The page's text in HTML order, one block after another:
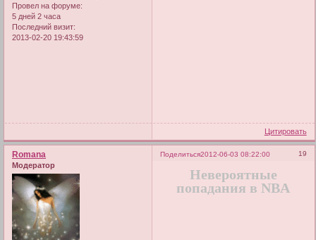
Провел на форуме:
5 дней 2 часа
Последний визит:
2013-02-20 19:43:59
Цитировать
Поделиться 19
2012-06-03 08:22:00
Romana
Модератор
Невероятные
попадания в NBA